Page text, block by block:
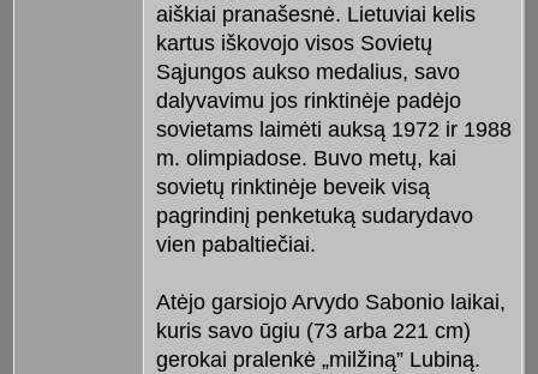
aiškiai pranašesnė. Lietuviai kelis
kartus iškovojo visos Sovietų
Sąjungos aukso medalius, savo
dalyvavimu jos rinktinėje padėjo
sovietams laimėti auksą 1972 ir 1988
m. olimpiadose. Buvo metų, kai
sovietų rinktinėje beveik visą
pagrindinį penketuką sudarydavo
vien pabaltiečiai.
Atėjo garsiojo Arvydo Sabonio laikai,
kuris savo ūgiu (73 arba 221 cm)
gerokai pralenkė „milžiną” Lubiną.